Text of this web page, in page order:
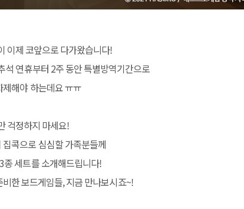
이제 코앞으로 다가왔습니다!
석 연휴부터 2주 동안 특별방역기간으로
제해야 하는데요 ㅠㅠ
걱정하지 마세요!
콕으로 심심할 가족분들께
종 세트를 소개해드립니다!
한 보드게임들, 지금 만나보시죠~!